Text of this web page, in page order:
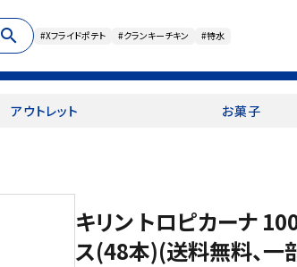
search #Xフライドポテト #クランキーチキン #特水
アウトレット お菓子
キリン トロピカーナ
ス(48本)(送料無料、一